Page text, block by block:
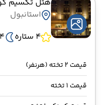
هتل تکسیم
استانبول
4 ستاره
4 شب
قیمت 2 تخته (هرنفر)
قیمت 1 تخته